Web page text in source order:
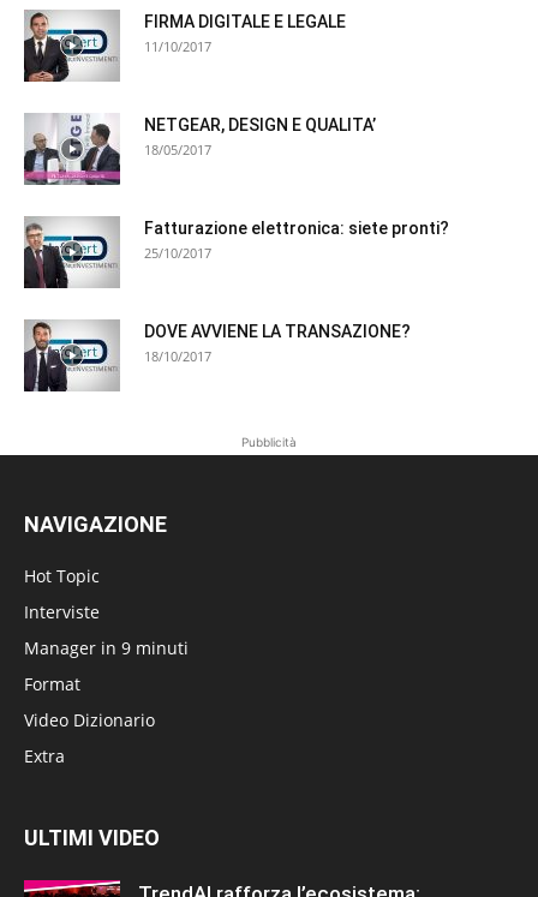
FIRMA DIGITALE E LEGALE
11/10/2017
NETGEAR, DESIGN E QUALITA’
18/05/2017
Fatturazione elettronica: siete pronti?
25/10/2017
DOVE AVVIENE LA TRANSAZIONE?
18/10/2017
Pubblicità
NAVIGAZIONE
Hot Topic
Interviste
Manager in 9 minuti
Format
Video Dizionario
Extra
ULTIMI VIDEO